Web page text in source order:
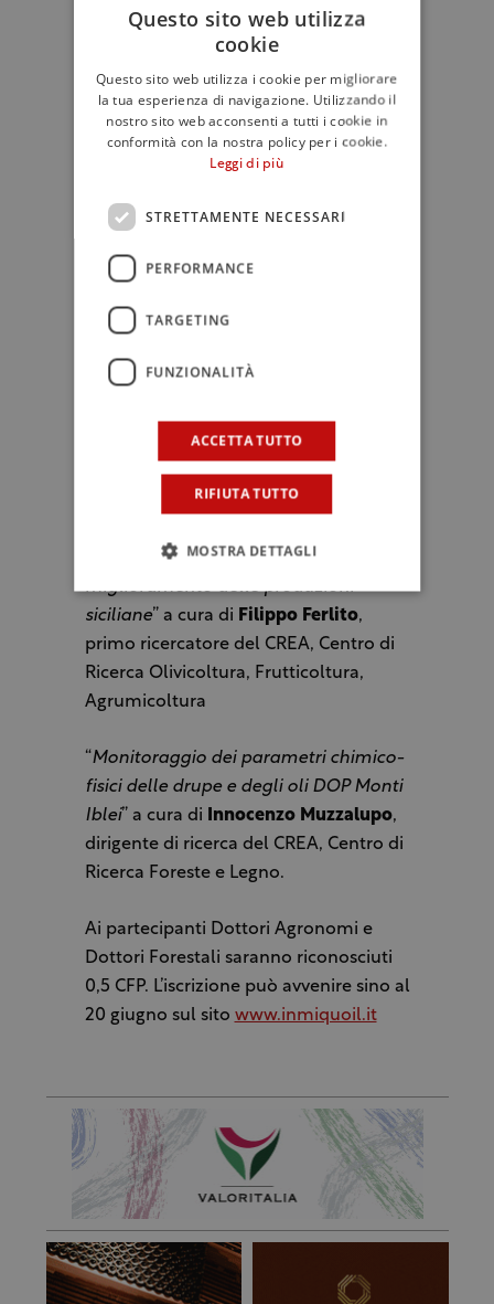
Spina, responsabile progetto
ore 10:00 presentazione dei risultati
del progetto:
Agricolus nel progetto In.Mi.Qu.Oil
cura di
Monitoraggio della mosca delle olive
per una difesa fitosanitaria
ricercatore del CREA, Centro di Ricerca
Olivicoltura, Frutticoltura,
Agrumicoltura
Gestione sostenibile dell’oliveto per il
miglioramento delle produzioni
siciliane” a cura di Filippo Ferlito,
primo ricercatore del CREA, Centro di
Ricerca Olivicoltura, Frutticoltura,
Agrumicoltura
“Monitoraggio dei parametri chimico-
fisici delle drupe e degli oli DOP Monti
Iblei” a cura di Innocenzo Muzzalupo,
dirigente di ricerca del CREA, Centro di
Ricerca Foreste e Legno.
Ai partecipanti Dottori Agronomi e
Dottori Forestali saranno riconosciuti
0,5 CFP. L’iscrizione può avvenire sino al
20 giugno sul sito www.inmiquoil.it
Questo sito web utilizza
cookie
Questo sito web utilizza i cookie per migliorare
la tua esperienza di navigazione. Utilizzando il
nostro sito web acconsenti a tutti i cookie in
conformità con la nostra policy per i cookie.
Leggi di più
STRETTAMENTE NECESSARI
PERFORMANCE
TARGETING
FUNZIONALITÀ
ACCETTA TUTTO
RIFIUTA TUTTO
MOSTRA DETTAGLI